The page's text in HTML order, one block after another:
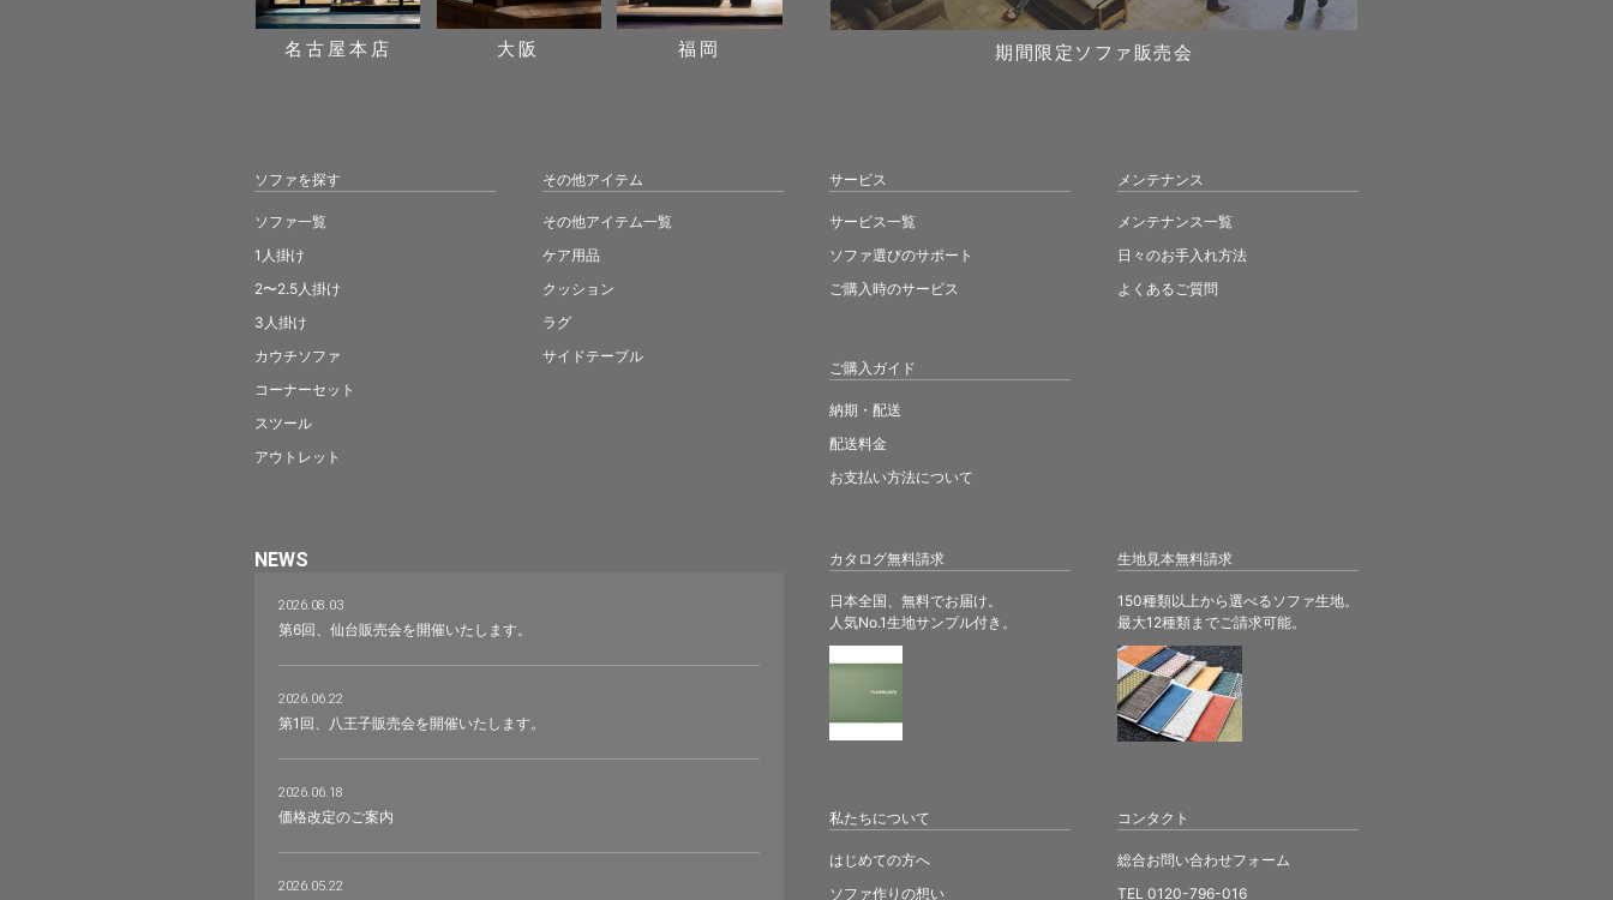
カタログ無料請求
日本全国、無料でお届け。
人気No.1生地サンプル付き。
生地見本無料請求
150種類以上から選べるソファ生地。
最大12種類までご請求可能。
名古屋本店 大阪 福岡 期間限定ソファ販売会
ソファを探す
ソファ一覧
1人掛け
2〜2.5人掛け
3人掛け
カウチソファ
コーナーセット
スツール
アウトレット
その他アイテム
その他アイテム一覧
ケア用品
クッション
ラグ
サイドテーブル
サービス
サービス一覧
ソファ選びのサポート
ご購入時のサービス
ご購入ガイド
納期・配送
配送料金
お支払い方法について
メンテナンス
メンテナンス一覧
日々のお手入れ方法
よくあるご質問
NEWS
2026.08.03
第6回、仙台販売会を開催いたします。
2026.06.22
第1回、八王子販売会を開催いたします。
2026.06.18
価格改定のご案内
2026.05.22
私たちについて
はじめての方へ
ソファ作りの想い
コンタクト
総合お問い合わせフォーム
TEL 0120-796-016